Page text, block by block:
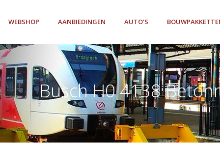
WEBSHOP AANBIEDINGEN AUTO'S
Busch H0 4138